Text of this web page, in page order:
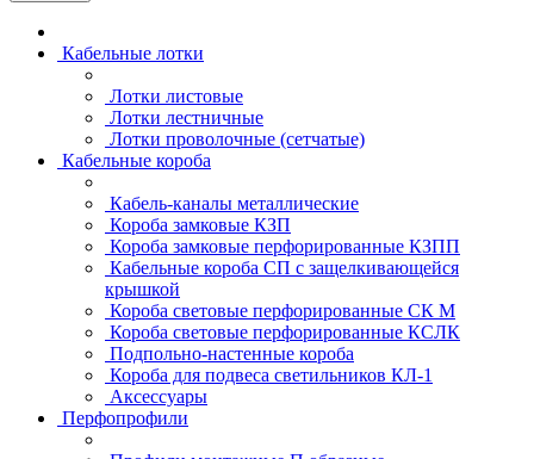
Кабельные лотки
Лотки листовые
Лотки лестничные
Лотки проволочные (сетчатые)
Кабельные короба
Кабель-каналы металлические
Короба замковые КЗП
Короба замковые перфорированные КЗПП
Кабельные короба СП с защелкивающейся
крышкой
Короба световые перфорированные СК М
Короба световые перфорированные КСЛК
Подпольно-настенные короба
Короба для подвеса светильников КЛ-1
Аксессуары
Перфопрофили